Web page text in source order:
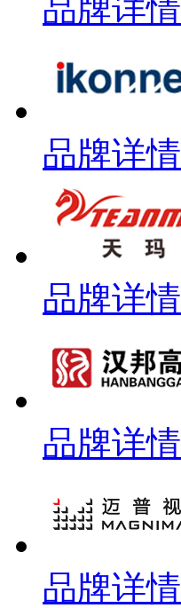
品牌详情
品牌详情
品牌详情
品牌详情
品牌详情